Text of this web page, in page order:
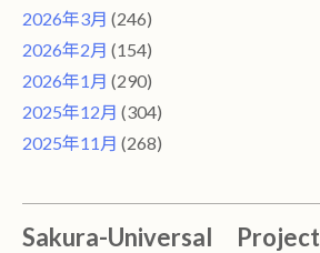
2026年3月 (246)
2026年2月 (154)
2026年1月 (290)
2025年12月 (304)
2025年11月 (268)
Sakura-Universal Project